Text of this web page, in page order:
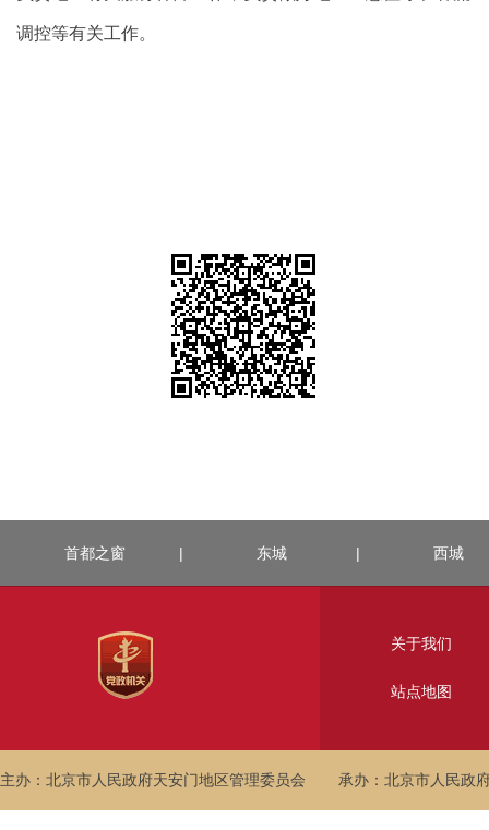
调控等有关工作。
首都之窗 | 东城 | 西城
关于我们
站点地图
主办：北京市人民政府天安门地区管理委员会 承办：北京市人民政